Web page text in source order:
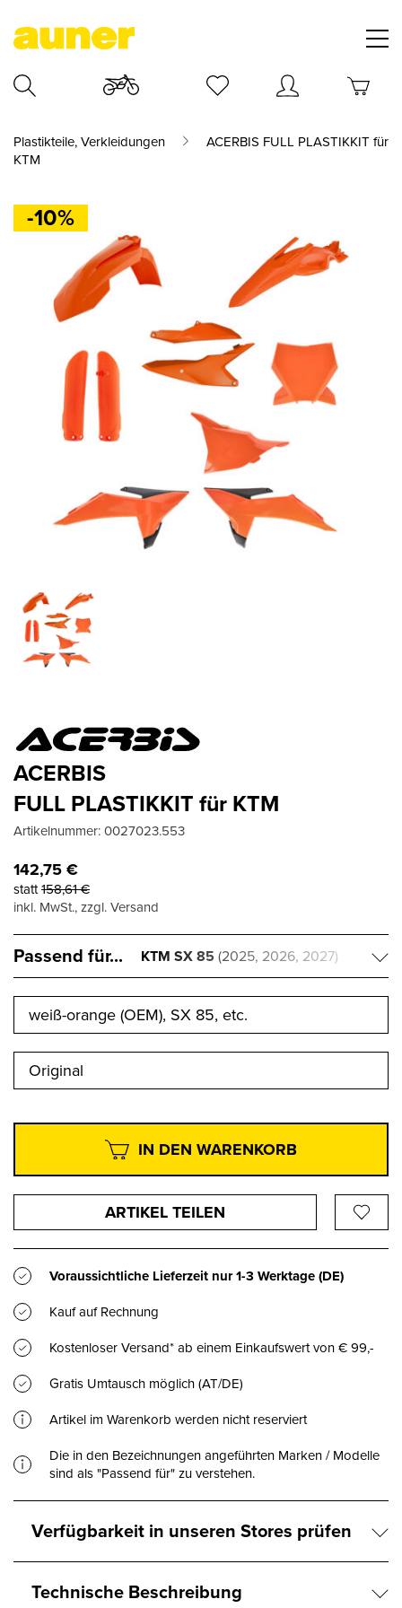
Plastikteile, Verkleidungen
ACERBIS FULL PLASTIKKIT für
KTM
-10%
ACERBIS
FULL PLASTIKKIT für KTM
Artikelnummer:0027023.553
142,75€
statt158,61€
inkl. MwSt., zzgl. Versand
Passend für... KTM SX 85 (2025, 2026, 2027)
weiß-orange (OEM), SX 85, etc.
Original
IN DEN WARENKORB
ARTIKEL TEILEN
Voraussichtliche Lieferzeit nur1-3 Werktage(DE)
Kauf auf Rechnung
Kostenloser Versand* ab einem Einkaufswert von € 99,-
Gratis Umtausch möglich (AT/DE)
Artikel im Warenkorb werden nicht reserviert
Die in den Bezeichnungen angeführten Marken / Modelle
sind als "Passend für" zu verstehen.
Verfügbarkeit in unseren Stores prüfen
Technische Beschreibung